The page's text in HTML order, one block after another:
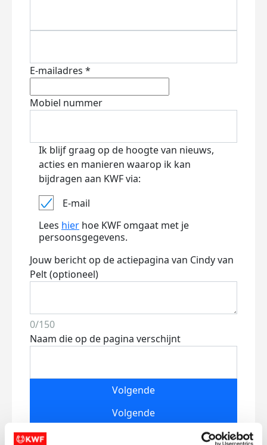
E-mailadres *
Mobiel nummer
Ik blijf graag op de hoogte van nieuws,
acties en manieren waarop ik kan
bijdragen aan KWF via:
E-mail
Lees hier hoe KWF omgaat met je
persoonsgegevens.
Jouw bericht op de actiepagina van Cindy van
Pelt (optioneel)
0/150
Naam die op de pagina verschijnt
Volgende
Volgende